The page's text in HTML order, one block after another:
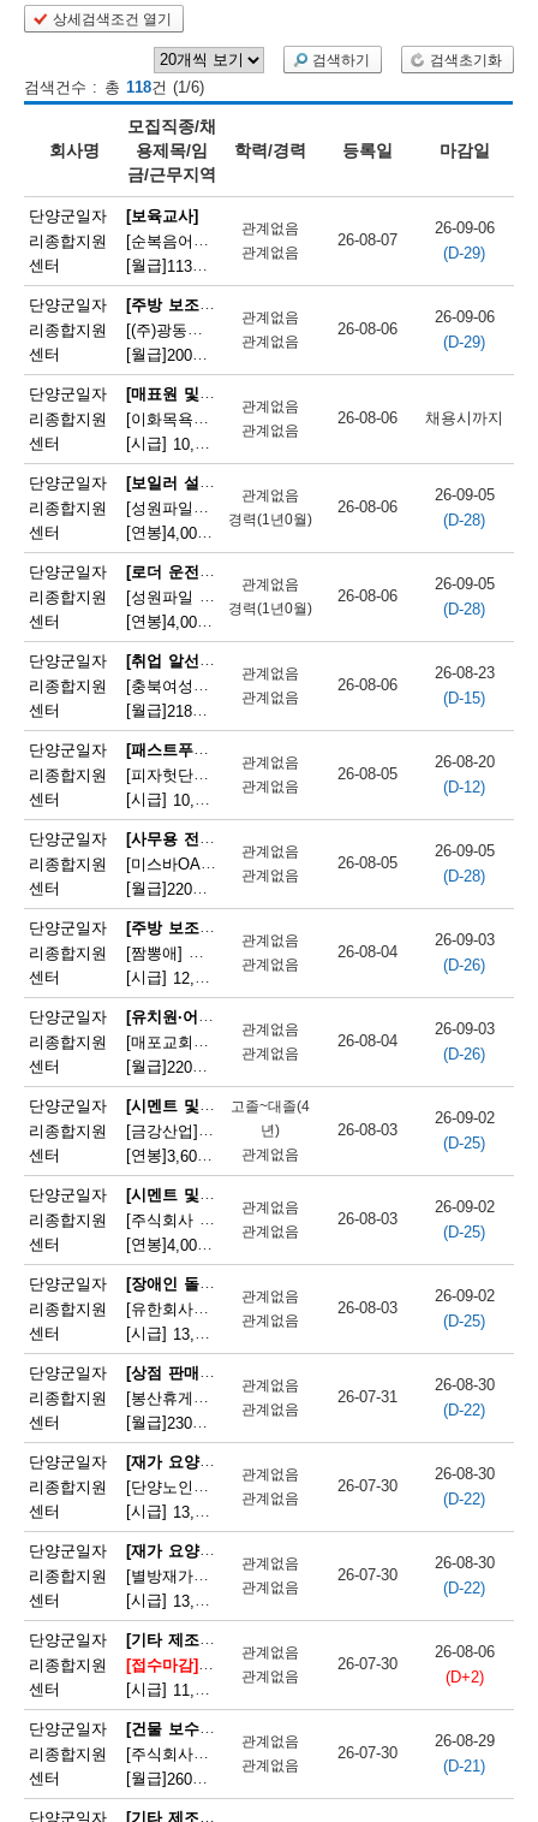
상세검색조건 열기
검색하기 검색초기화
검색건수 : 총 118건 (1/6)
회사명
모집직종/채
용제목/임
금/근무지역
학력/경력 등록일 마감일
단양군일자
리종합지원
센터
[보육교사]
[순복음어린이집] 순복음어린이집 보육교사(오전보조) 모집
[월급] 113만원
관계없음
관계없음
26-08-07
26-09-06
(D-29)
단양군일자
리종합지원
센터
[주방 보조원]
[(주)광동유통] 세척(설거지) 직원 모집(고속도로휴게소)
[월급] 200만원
관계없음
관계없음
26-08-06
26-09-06
(D-29)
단양군일자
리종합지원
센터
[매표원 및 복권 판매원]
[이화목욕탕찜질방] 이화파크텔 카운터 직원 모집
[시급] 10,320원 |
관계없음
관계없음
26-08-06 채용시까지
단양군일자
리종합지원
센터
[보일러 설치 및 정비원]
[성원파일주식회사]공장 보일러기사 채용 (에너지자격 우대 / 정규직)
[연봉]4,000만원 충청북도 단양군 매포읍 단양산업단지2로 47
관계없음
경력(1년0월)
26-08-06
26-09-05
(D-28)
단양군일자
리종합지원
센터
[로더 운전원(페이로더 운전원)]
[성원파일 주식회사] 로더기사 운전원 채용(자격증소지자/ 정규직)
[연봉]4,000만원 충청북도 단양군 매포읍 단양산업단지2로 47
관계없음
경력(1년0월)
26-08-06
26-09-05
(D-28)
단양군일자
리종합지원
센터
[취업 알선원]
[충북여성새로일하기지원본부] 직원채용(단양)
[월급] 218만원
관계없음
관계없음
26-08-06
26-08-23
(D-15)
단양군일자
리종합지원
센터
[패스트푸드 준비원]
[피자헛단양점]피자헛 단양점 파트타임 직원 모집
[시급] 10,320원 | 충청북도 단양군 단양읍 삼봉로 247
관계없음
관계없음
26-08-05
26-08-20
(D-12)
단양군일자
리종합지원
센터
[사무용 전자기기 설치 및 수리원(컴퓨터 제외)]
[미스바OA] 사무기기 서비스 직원 모집
[월급] 220만원
관계없음
관계없음
26-08-05
26-09-05
(D-28)
단양군일자
리종합지원
센터
[주방 보조원(일반 음식점)]
[짬뽕애] 주방보조 및 홀서빙 모집
[시급] 12,000원 | 충청북도 단양군 단양읍 별곡8길 6-1
관계없음
관계없음
26-08-04
26-09-03
(D-26)
단양군일자
리종합지원
센터
[유치원·어린이집 급식 조리사]
[매포교회어린이집] 어린이집 조리사(정규직) 채용
[월급] 220만원
관계없음
관계없음
26-08-04
26-09-03
(D-26)
단양군일자
리종합지원
센터
[시멘트 및 광물제품 제조기 조작원]
[금강산업]한일시멘트협력업체 예열직원 모집
[연봉]3,600만원 | 충청북도 단양군 매포읍 매포길 245
고졸~대졸(4
년)
관계없음
26-08-03
26-09-02
(D-25)
단양군일자
리종합지원
센터
[시멘트 및 광물제품 제조기 조작원]
[주식회사 주안] 시멘트 생산 설비 관리
[연봉]4,000만원 | 충청북도 단양군 매포읍 매포길 18
관계없음
관계없음
26-08-03
26-09-02
(D-25)
단양군일자
리종합지원
센터
[장애인 돌봄 종사원]
[유한회사단양돌봄사회서비스센터] 장애인 활동지원사 모집
[시급] 13,100원 | 충청북도 단양군 단양읍 삼봉로 233
관계없음
관계없음
26-08-03
26-09-02
(D-25)
단양군일자
리종합지원
센터
[상점 판매원]
[봉산휴게쉼터] 봉산휴게쉼터 판매원 모집
[월급] 230만원
관계없음
관계없음
26-07-31
26-08-30
(D-22)
단양군일자
리종합지원
센터
[재가 요양보호사]
[단양노인재가복지센터] 단양노인재가복지센터 방문요양 요양선생님 모집
[시급] 13,100원 | 충청북도 단양군 대강면 대강로 71
관계없음
관계없음
26-07-30
26-08-30
(D-22)
단양군일자
리종합지원
센터
[재가 요양보호사]
[별방재가노인복지센터] 별방재가요양복지센터 재가요양보호사 모집
[시급] 13,000원 | 충청북도 단양군 영춘면 별방창원로 417
관계없음
관계없음
26-07-30
26-08-30
(D-22)
단양군일자
리종합지원
센터
[기타 제조 관련 단순 종사원]
[접수마감] [주식회사 에스피네이처] (주)에스피네이처 생
[시급] 11,165원 | 충청북도 단양군 매포읍 매포농공단지로 260-19
관계없음
관계없음
26-07-30
26-08-06
(D+2)
단양군일자
리종합지원
센터
[건물 보수원 및 영선원(아파트 기계·전기 시설관리 제외)]
[주식회사국원] 단양두진아파트 영선기사 모집
[월급] 260만원
관계없음
관계없음
26-07-30
26-08-29
(D-21)
단양군일자 [기타 제조 관련 단순 종사원]
오
등
채
용
정
보
오
늘
마
감
되
는
채
용
정
보
단
양
군
채
용
정
보